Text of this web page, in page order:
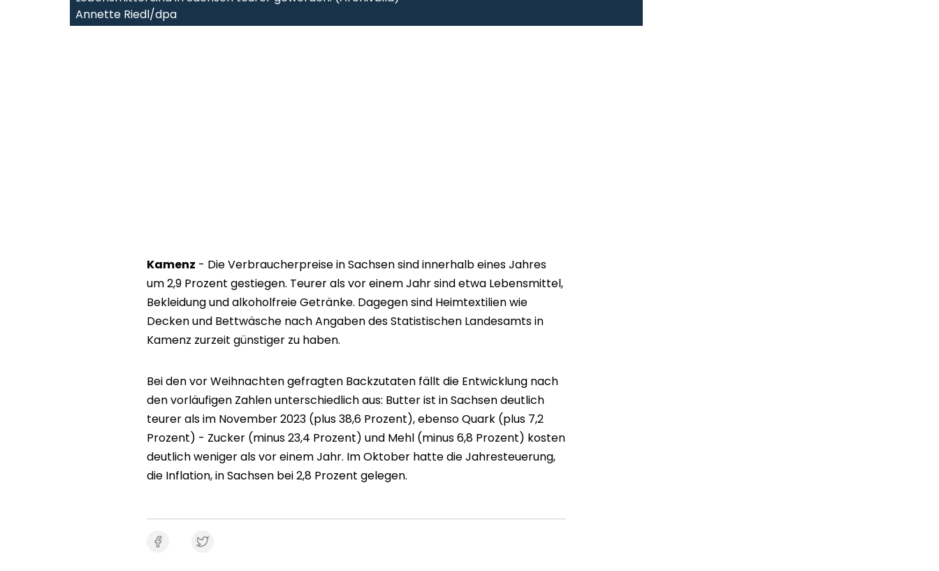
Annette Riedl/dpa
Kamenz - Die Verbraucherpreise in Sachsen sind innerhalb eines Jahres
um 2,9 Prozent gestiegen. Teurer als vor einem Jahr sind etwa Lebensmittel,
Bekleidung und alkoholfreie Getränke. Dagegen sind Heimtextilien wie
Decken und Bettwäsche nach Angaben des Statistischen Landesamts in
Kamenz zurzeit günstiger zu haben.
Bei den vor Weihnachten gefragten Backzutaten fällt die Entwicklung nach
den vorläufigen Zahlen unterschiedlich aus: Butter ist in Sachsen deutlich
teurer als im November 2023 (plus 38,6 Prozent), ebenso Quark (plus 7,2
Prozent) - Zucker (minus 23,4 Prozent) und Mehl (minus 6,8 Prozent) kosten
deutlich weniger als vor einem Jahr. Im Oktober hatte die Jahresteuerung,
die Inflation, in Sachsen bei 2,8 Prozent gelegen.